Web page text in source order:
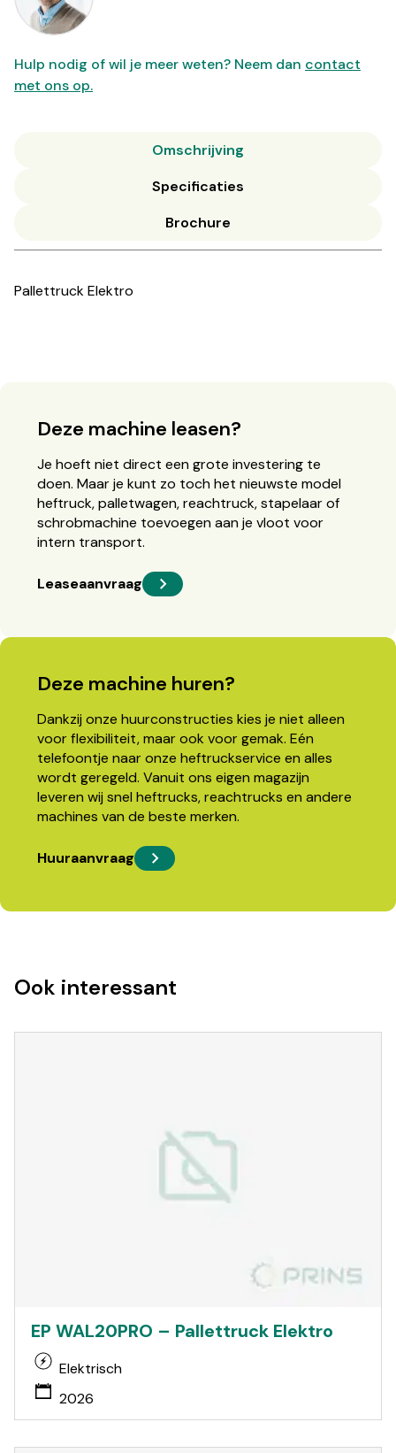
Hulp nodig of wil je meer weten? Neem dan contact
met ons op.
Omschrijving
Specificaties
Brochure
Pallettruck Elektro
Deze machine leasen?
Je hoeft niet direct een grote investering te
doen. Maar je kunt zo toch het nieuwste model
heftruck, palletwagen, reachtruck, stapelaar of
schrobmachine toevoegen aan je vloot voor
intern transport.
Leaseaanvraag
Deze machine huren?
Dankzij onze huurconstructies kies je niet alleen
voor flexibiliteit, maar ook voor gemak. Eén
telefoontje naar onze heftruckservice en alles
wordt geregeld. Vanuit ons eigen magazijn
leveren wij snel heftrucks, reachtrucks en andere
machines van de beste merken.
Huuraanvraag
Ook interessant
EP WAL20PRO – Pallettruck Elektro
Elektrisch
2026